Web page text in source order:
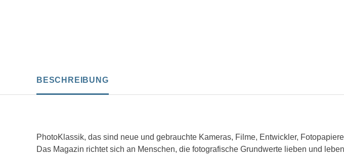
BESCHREIBUNG
PhotoKlassik, das sind neue und gebrauchte Kameras, Filme, Entwickler,
Das Magazin richtet sich an Menschen, die fotografische Grundwerte lieben und